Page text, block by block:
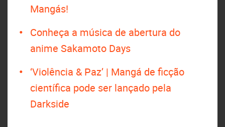
Mangás!
Conheça a música de abertura do
anime Sakamoto Days
‘Violência & Paz’ | Mangá de ficção
científica pode ser lançado pela
Darkside